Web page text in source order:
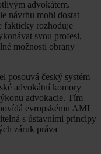
advokátem.
návrhu mohl dostat
fakticky rozhoduje
svou profesi,
možnosti obrany
posouvá český systém
advokátní komory
advokacie. Tím
evropskému AML
s ústavními principy
záruk práva